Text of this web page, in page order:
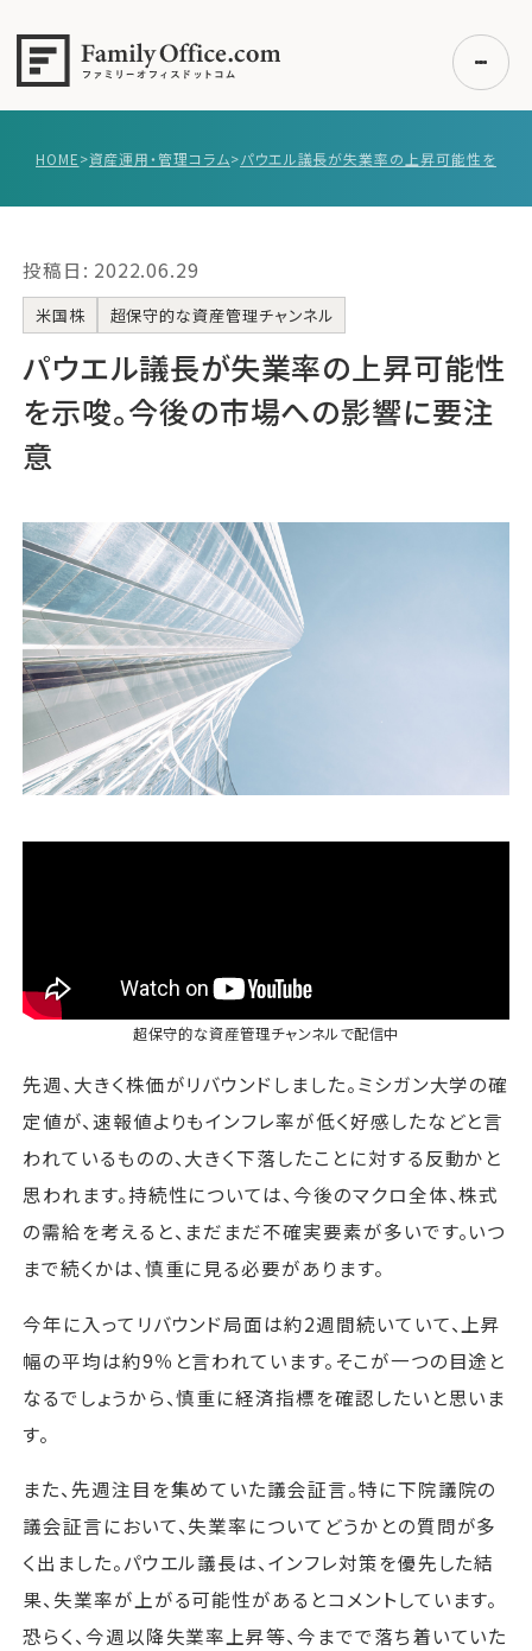
事例紹介
エキスパート一覧
無料講座
コラム
運営会社
ファミリーオフィスとは
関連書籍
メールマガジン登録
よくある質問
HOME>資産運用・管理コラム>
投稿日: 2022.06.29
米国株 超保守的な資産管理チャンネル
パウエル議長が失業率の上昇可能性
を示唆。今後の市場への影響に要注
意
超保守的な資産管理チャンネルで配信中
先週、大きく株価がリバウンドしました。ミシガン大学の確
定値が、速報値よりもインフレ率が低く好感したなどと言
われているものの、大きく下落したことに対する反動かと
思われます。持続性については、今後のマクロ全体、株式
の需給を考えると、まだまだ不確実要素が多いです。いつ
まで続くかは、慎重に見る必要があります。
今年に入ってリバウンド局面は約2週間続いていて、上昇
幅の平均は約9％と言われています。そこが一つの目途と
なるでしょうから、慎重に経済指標を確認したいと思いま
す。
また、先週注目を集めていた議会証言。特に下院議院の
議会証言において、失業率についてどうかとの質問が多
く出ました。パウエル議長は、インフレ対策を優先した結
果、失業率が上がる可能性があるとコメントしています。
恐らく、今週以降失業率上昇等、今までで落ち着いていた